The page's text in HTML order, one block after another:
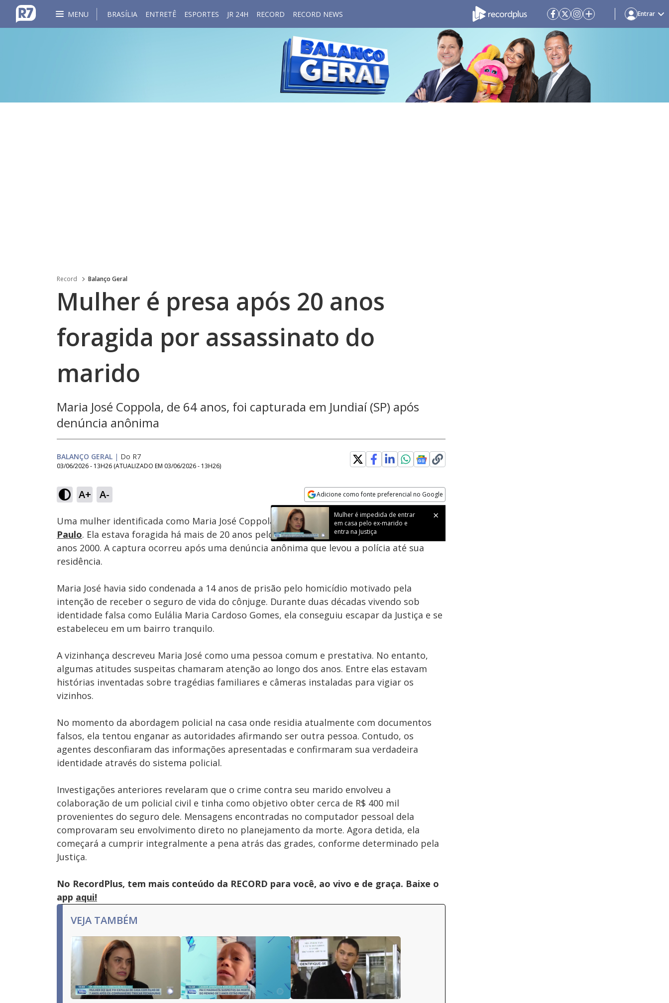
MENU BRASÍLIA ENTRETÊ ESPORTES JR 24H RECORD RECORD NEWS Entrar
Record Balanço Geral
Mulher é presa após 20 anos
foragida por assassinato do
marido
Maria José Coppola, de 64 anos, foi capturada em Jundiaí (SP) após
denúncia anônima
BALANÇO GERAL | Do R7
03/06/2026 - 13H26 (ATUALIZADO EM 03/06/2026 - 13H26)
A+ A- Adicione como fonte preferencial no Google
Opens in new window
Mulher é impedida de entrar
em casa pelo ex-marido e
entra na Justiça
Ativar
Som
Velocidade
Uma mulher identificada como Maria José Coppola foi presa em Jundiaí, interior de
Paulo. Ela estava foragida há mais de 20 anos pelo assassinato do marido no início dos
anos 2000. A captura ocorreu após uma denúncia anônima que levou a polícia até sua
residência.
Maria José havia sido condenada a 14 anos de prisão pelo homicídio motivado pela
intenção de receber o seguro de vida do cônjuge. Durante duas décadas vivendo sob
identidade falsa como Eulália Maria Cardoso Gomes, ela conseguiu escapar da Justiça e se
estabeleceu em um bairro tranquilo.
A vizinhança descreveu Maria José como uma pessoa comum e prestativa. No entanto,
algumas atitudes suspeitas chamaram atenção ao longo dos anos. Entre elas estavam
histórias inventadas sobre tragédias familiares e câmeras instaladas para vigiar os
vizinhos.
No momento da abordagem policial na casa onde residia atualmente com documentos
falsos, ela tentou enganar as autoridades afirmando ser outra pessoa. Contudo, os
agentes desconfiaram das informações apresentadas e confirmaram sua verdadeira
identidade através do sistema policial.
Investigações anteriores revelaram que o crime contra seu marido envolveu a
colaboração de um policial civil e tinha como objetivo obter cerca de R$ 400 mil
provenientes do seguro dele. Mensagens encontradas no computador pessoal dela
comprovaram seu envolvimento direto no planejamento da morte. Agora detida, ela
começará a cumprir integralmente a pena atrás das grades, conforme determinado pela
Justiça.
No RecordPlus, tem mais conteúdo da RECORD para você, ao vivo e de graça. Baixe o
app aqui!
VEJA TAMBÉM